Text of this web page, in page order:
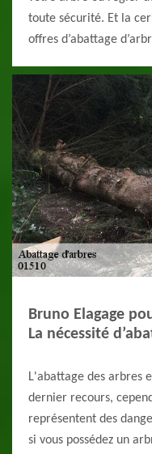
toute sécurité. Et la
offres d’abattage
Bruno Elagage
La nécessité
L'abattage des arbres
dernier recours,
représentent des
si vous possédez un